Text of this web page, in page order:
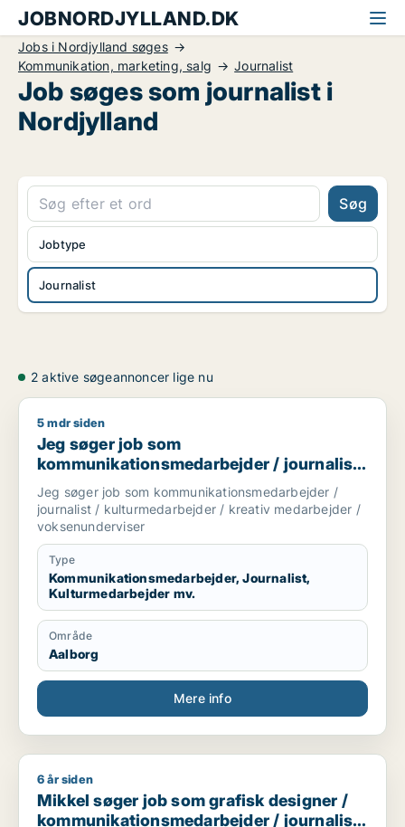
JOBNORDJYLLAND.DK
Jobs i Nordjylland søges
Kommunikation, marketing, salg
Journalist
Job søges som journalist i
Nordjylland
Søg
Journalist
Jobtype
2 aktive søgeannoncer lige nu
Jeg søger job som kommunikationsmedarbejder /
5 mdr siden
Jeg søger job som
kommunikationsmedarbejder / journalist
/ kulturmedarbejder / kreativ medarbejder
/ voksenunderviser
Jeg søger job som kommunikationsmedarbejder /
journalist / kulturmedarbejder / kreativ medarbejder /
voksenunderviser
Type
Kommunikationsmedarbejder, Journalist,
Kulturmedarbejder mv.
Område
Aalborg
Mere info
Mikkel søger job som grafisk designer /
6 år siden
Mikkel søger job som grafisk designer /
kommunikationsmedarbejder / journalist